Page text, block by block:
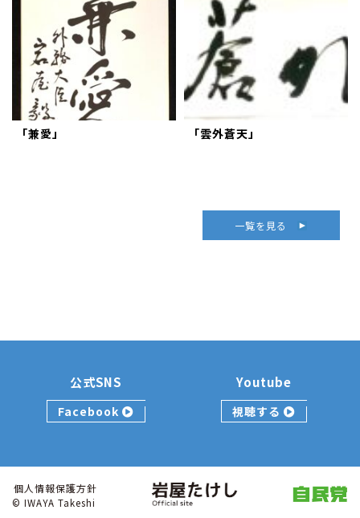
「兼愛」 「雲外蒼天」
一覧を見る
公式SNS
Facebook
Youtube
視聴する
個人情報保護方針
© IWAYA Takeshi